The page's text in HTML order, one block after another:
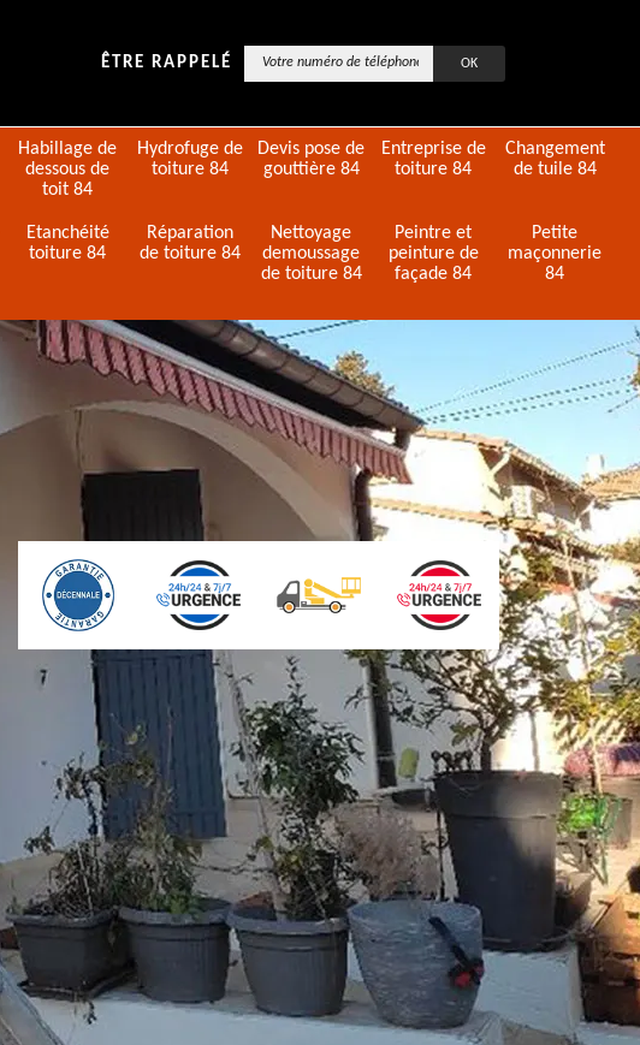
ÊTRE RAPPELÉ
Habillage de
dessous de
toit 84
Hydrofuge de
toiture 84
Devis pose de
gouttière 84
Entreprise de
toiture 84
Changement
de tuile 84
Etanchéité
toiture 84
Réparation
de toiture 84
Nettoyage
demoussage
de toiture 84
Peintre et
peinture de
façade 84
Petite
maçonnerie
84